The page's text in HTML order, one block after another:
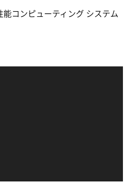
コンピューティング システム